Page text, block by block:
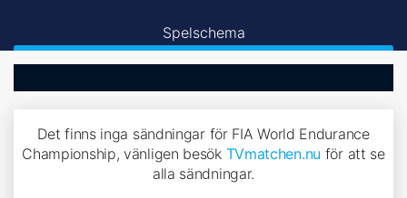
Spelschema
Det finns inga sändningar för FIA World Endurance
Championship, vänligen besök TVmatchen.nu för att se
alla sändningar.